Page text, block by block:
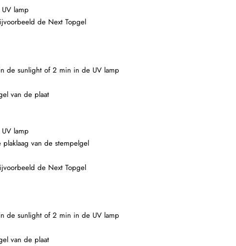
lamp
de Next Topgel
de sunlight of 2 min in de UV lamp
van de plaat
lamp
van de stempelgel
de Next Topgel
de sunlight of 2 min in de UV lamp
van de plaat